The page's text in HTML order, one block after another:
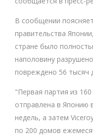
В сообщении
правительства
стране было
наполовину
повреждено 56 тысяч
"Первая партия из
отправлена в Японию
недель, а затем
по 200 домов